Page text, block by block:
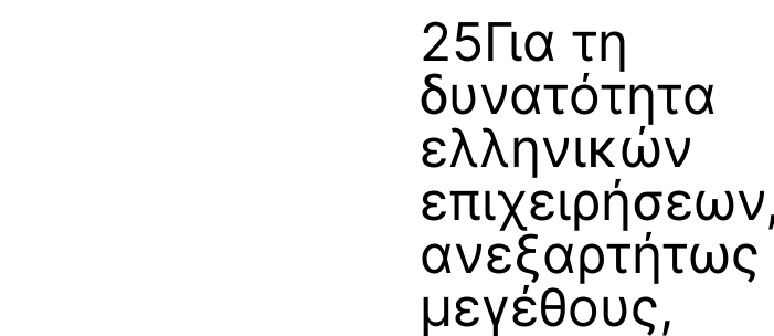
25Για τη
δυνατότητα
ελληνικών
ανεξαρτήτως
μεγέθους,